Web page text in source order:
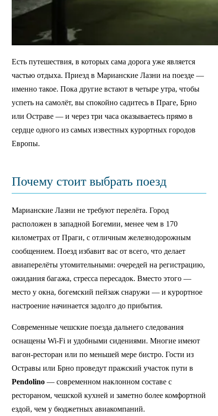
Есть путешествия, в которых сама дорога уже является
частью отдыха. Приезд в Марианские Лазни на поезде —
именно такое. Пока другие встают в четыре утра, чтобы
успеть на самолёт, вы спокойно садитесь в Праге, Брно
или Остраве — и через три часа оказываетесь прямо в
сердце одного из самых известных курортных городов
Европы.
Почему стоит выбрать поезд
Марианские Лазни не требуют перелёта. Город
расположен в западной Богемии, менее чем в 170
километрах от Праги, с отличным железнодорожным
сообщением. Поезд избавит вас от всего, что делает
авиаперелёты утомительными: очередей на регистрацию,
ожидания багажа, стресса пересадок. Вместо этого —
место у окна, богемский пейзаж снаружи — и курортное
настроение начинается задолго до прибытия.
Современные чешские поезда дальнего следования
оснащены Wi-Fi и удобными сидениями. Многие имеют
вагон-ресторан или по меньшей мере бистро. Гости из
Остравы или Брно проведут пражский участок пути в
Pendolino — современном наклонном составе с
рестораном, чешской кухней и заметно более комфортной
ездой, чем у бюджетных авиакомпаний.